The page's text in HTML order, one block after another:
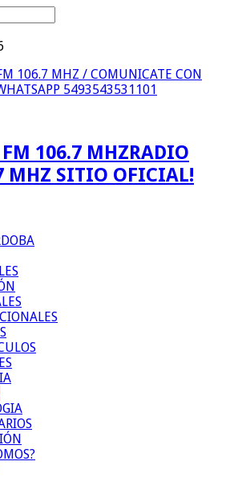
106.7 MHZ / COMUNICATE CON
5493543531101
RADIO
MHZ SITIO OFICIAL!